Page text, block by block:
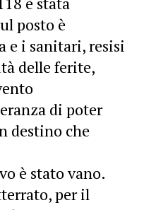
posto è
e i sanitari, resisi
delle ferite,
di poter
destino che
è stato vano.
per il